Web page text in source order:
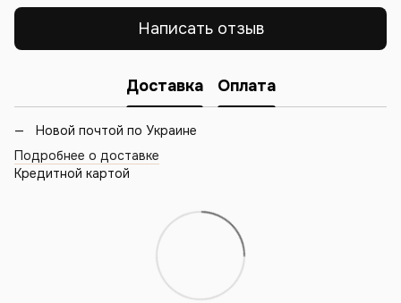
Написать отзыв
Доставка Оплата
Новой почтой по Украине
Подробнее о доставке
Кредитной картой